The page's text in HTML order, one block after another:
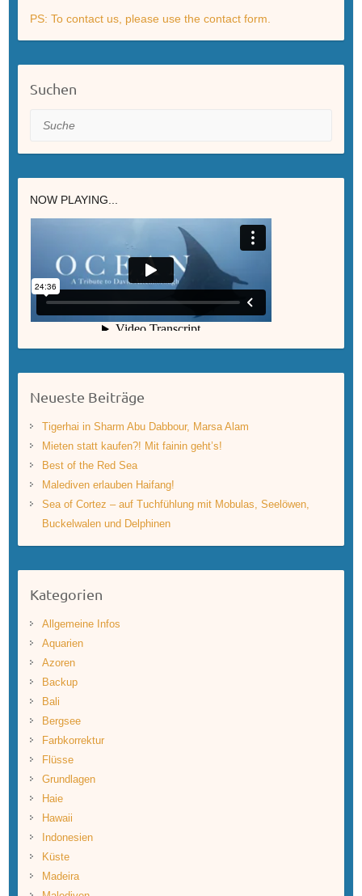
PS: To contact us, please use the contact form.
Suchen
Suche
NOW PLAYING...
Neueste Beiträge
Tigerhai in Sharm Abu Dabbour, Marsa Alam
Mieten statt kaufen?! Mit fainin geht’s!
Best of the Red Sea
Malediven erlauben Haifang!
Sea of Cortez – auf Tuchfühlung mit Mobulas, Seelöwen,
Buckelwalen und Delphinen
Kategorien
Allgemeine Infos
Aquarien
Azoren
Backup
Bali
Bergsee
Farbkorrektur
Flüsse
Grundlagen
Haie
Hawaii
Indonesien
Küste
Madeira